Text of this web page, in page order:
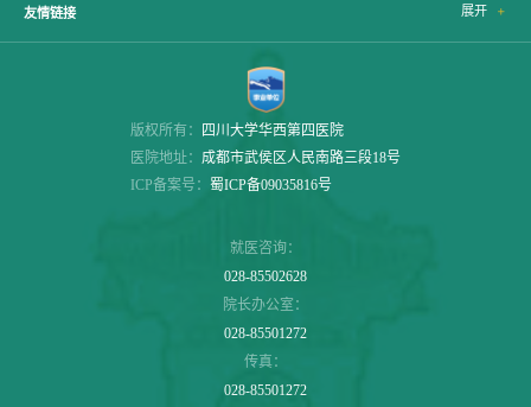
友情链接 展开 
版权所有：
四川大学华西第四医院
医院地址： 成都市武侯区人民南路三段18号
ICP备案号： 蜀ICP备09035816号
就医咨询：
028-85502628
院长办公室：
028-85501272
传真：
028-85501272